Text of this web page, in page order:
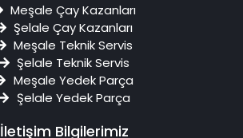
Meşale Çay Kazanları
Şelale Çay Kazanları
Meşale Teknik Servis
Şelale Teknik Servis
Meşale Yedek Parça
Şelale Yedek Parça
İletişim Bilgilerimiz